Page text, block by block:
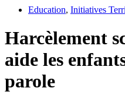
Education, Initiatives
Harcèlement
aide les
parole